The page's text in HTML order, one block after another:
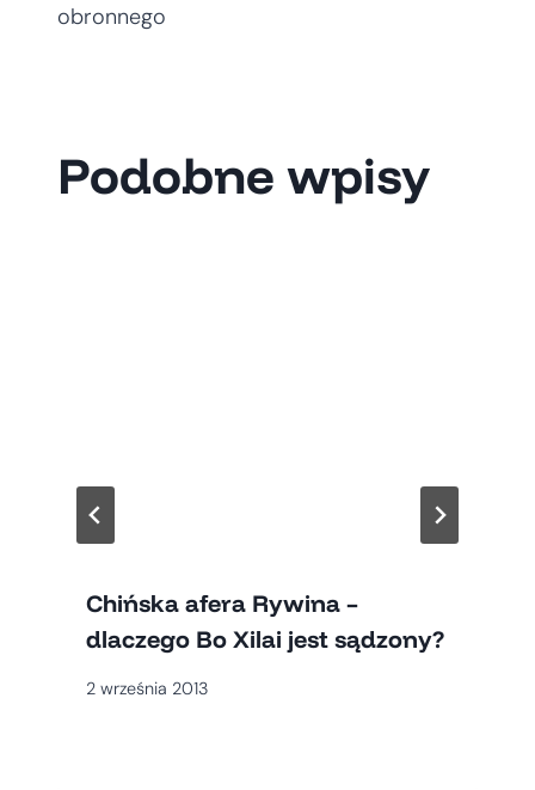
obronnego
Podobne wpisy
Chińska afera Rywina –
dlaczego Bo Xilai jest sądzony?
2 września 2013